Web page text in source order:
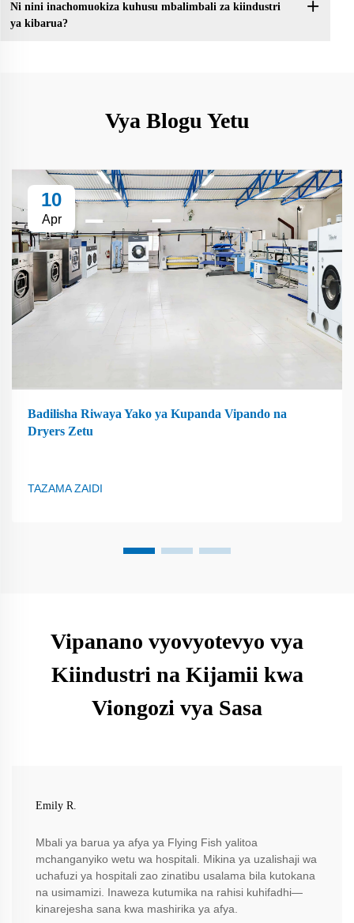
Ni nini inachomuokiza kuhusu mbalimbali za kiindustri
ya kibarua?
Vya Blogu Yetu
10
Apr
Badilisha Riwaya Yako ya Kupanda Vipando na
Dryers Zetu
TAZAMA ZAIDI
Vipanano vyovyotevyo vya
Kiindustri na Kijamii kwa
Viongozi vya Sasa
Emily R.
Mbali ya barua ya afya ya Flying Fish yalitoa
mchanganyiko wetu wa hospitali. Mikina ya uzalishaji wa
uchafuzi ya hospitali zao zinatibu usalama bila kutokana
na usimamizi. Inaweza kutumika na rahisi kuhifadhi—
kinarejesha sana kwa mashirika ya afya.